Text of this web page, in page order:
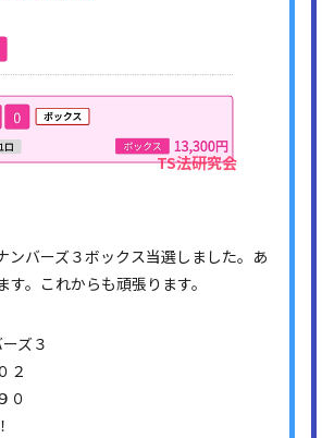
ンバーズ３ボックス当選しました。あ
す。これからも頑張ります。
ズ３
２
０